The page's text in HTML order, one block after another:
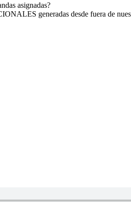
asignadas?
generadas desde fuera de